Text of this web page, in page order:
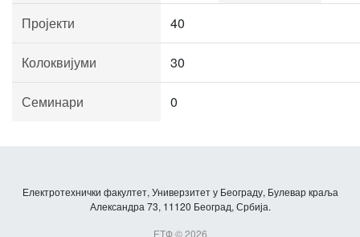
Пројекти 40
Колоквијуми 30
Семинари 0
Електротехнички факултет, Универзитет у Београду, Булевар краља
Александра 73, 11120 Београд, Србија.
ЕТФ © 2026